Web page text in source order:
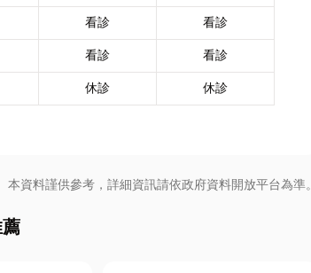
看診
看診
看診
看診
休診 休診
本資料謹供參考，詳細資訊請依政府資料開放平台為準。